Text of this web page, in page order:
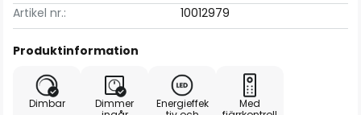
Artikel nr.:
10012979
Produktinformation
Dimbar
Dimmer
Energieffek
Med